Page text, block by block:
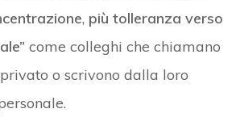
, più tolleranza verso
come colleghi che chiamano
o scrivono dalla loro